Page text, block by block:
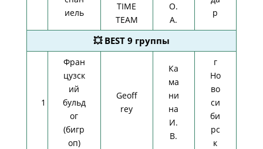
иель
TIME
TEAM
О.
А.
р
💥 BEST 9 группы
1
Фран
цузск
ий
бульд
ог
(бигр
оп)
Geoff
rey
Ка
ма
ни
на
И.
В.
г
Но
во
си
би
рс
к